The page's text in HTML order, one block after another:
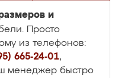
и
Просто
из телефонов:
665-24-01,
менеджер быстро